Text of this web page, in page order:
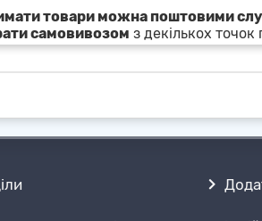
товари можна поштовими
самовивозом з декількох